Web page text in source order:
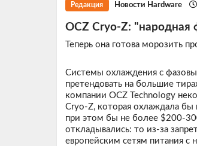
Редакция Новости Hardware
OCZ Cryo-Z: "народная
Теперь она готова морозить
Системы охлаждения с
претендовать на большие
компании OCZ Technology
Cryo-Z, которая охлаждала
при этом бы не более $200-
откладывались: то из-за
европейским сетям питания с